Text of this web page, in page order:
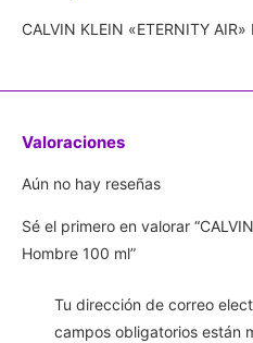
CALVIN KLEIN «ETERNITY
Valoraciones
Aún no hay reseñas
Sé el primero en valorar
Hombre 100 ml”
Tu dirección de correo
campos obligatorios están